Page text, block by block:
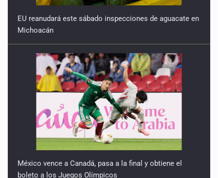
EU reanudará este sábado inspecciones de aguacate en
Michoacán
México vence a Canadá, pasa a la final y obtiene el
boleto a los Juegos Olímpicos